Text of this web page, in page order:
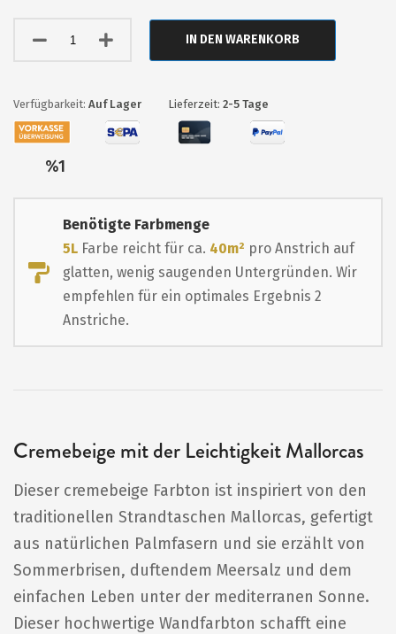
IN DEN WARENKORB
Auf Lager Lieferzeit: 2-5 Tage
%1
Benötigte Farbmenge
5L Farbe reicht für ca. 40m² pro Anstrich auf
glatten, wenig saugenden Untergründen. Wir
empfehlen für ein optimales Ergebnis 2
Anstriche.
Cremebeige mit der Leichtigkeit Mallorcas
Dieser cremebeige Farbton ist inspiriert von den
traditionellen Strandtaschen Mallorcas, gefertigt
aus natürlichen Palmfasern und sie erzählt von
Sommerbrisen, duftendem Meersalz und dem
einfachen Leben unter der mediterranen Sonne.
Dieser hochwertige Wandfarbton schafft eine